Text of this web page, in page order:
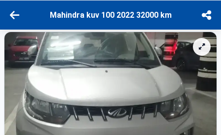
Mahindra kuv 100 2022 32000 km